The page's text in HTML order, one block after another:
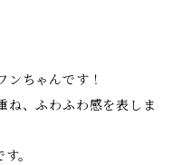
ンちゃんです！
ね、ふわふわ感を表しま
。